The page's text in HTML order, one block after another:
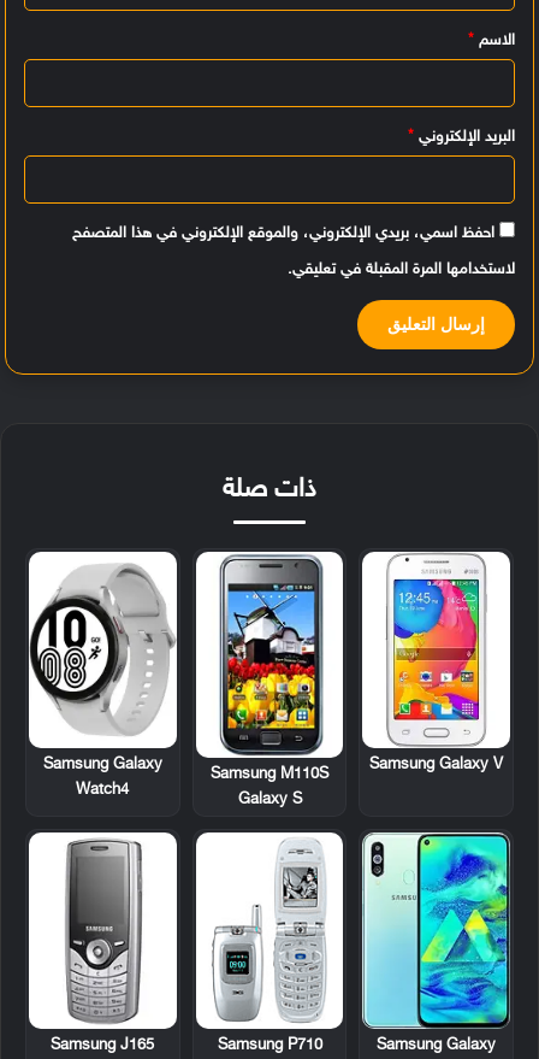
ي
ق
الاسم *
البريد الإلكتروني *
احفظ اسمي، بريدي الإلكتروني، والموقع الإلكتروني في هذا المتصفح
لاستخدامها المرة المقبلة في تعليقي.
ذات صلة
Samsung Galaxy V
Samsung M110S
Galaxy S
Samsung Galaxy
Watch4
Samsung Galaxy
Samsung P710
Samsung J165